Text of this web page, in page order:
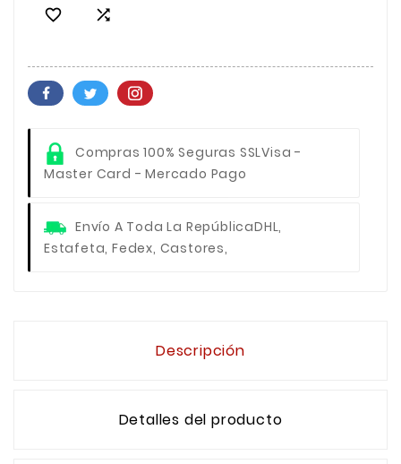
 
Compras 100% Seguras SSLVisa -
Master Card - Mercado Pago
Envío A Toda La RepúblicaDHL,
Estafeta, Fedex, Castores,
Descripción
Detalles del producto